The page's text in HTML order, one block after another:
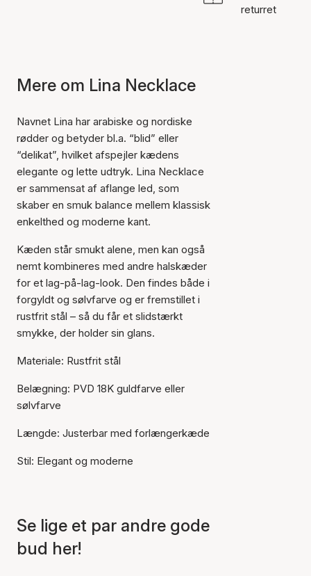
Varen er tilføjet til kurven
returret
Mere om Lina Necklace
Navnet Lina har arabiske og nordiske
rødder og betyder bl.a. “blid” eller
“delikat”, hvilket afspejler kædens
elegante og lette udtryk. Lina Necklace
er sammensat af aflange led, som
skaber en smuk balance mellem klassisk
enkelthed og moderne kant.
Kæden står smukt alene, men kan også
nemt kombineres med andre halskæder
for et lag-på-lag-look. Den findes både i
forgyldt og sølvfarve og er fremstillet i
rustfrit stål – så du får et slidstærkt
smykke, der holder sin glans.
Materiale: Rustfrit stål
Belægning: PVD 18K guldfarve eller
sølvfarve
Længde: Justerbar med forlængerkæde
Stil: Elegant og moderne
Se lige et par andre gode
bud her!